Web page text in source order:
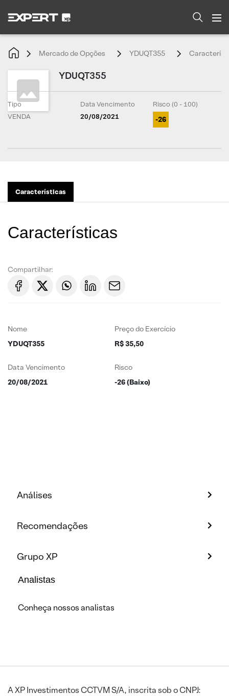
Mercado de Opções YDUQT355
YDUQT355
Tipo
VENDA
Data Vencimento
20/08/2021
Risco (0 - 100)
-26
Características
Características
Compartilhar:
Nome
YDUQT355
Preço do Exercício
R$ 35,50
Data Vencimento
20/08/2021
Risco
-26 (Baixo)
Análises
Recomendações
Grupo XP
Analistas
Conheça nossos analistas
A XP Investimentos CCTVM S/A, inscrita sob o CNPJ: